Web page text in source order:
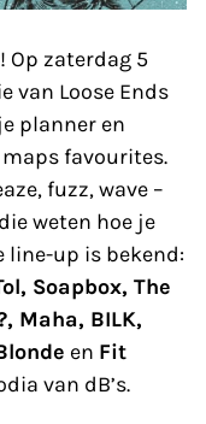
Op zaterdag 5
van Loose Ends
planner en
favourites.
fuzz, wave –
weten hoe je
line-up is bekend:
Soapbox, The
Maha, BILK,
en Fit
van dB’s.